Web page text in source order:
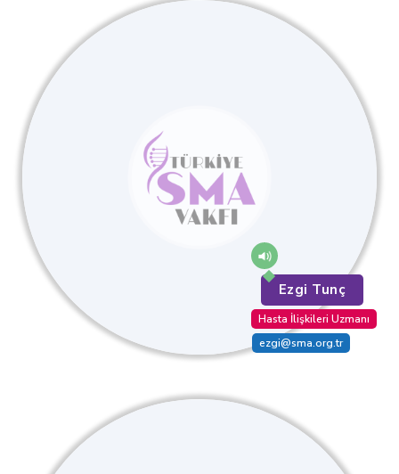
Ezgi Tunç
Hasta İlişkileri Uzmanı
ezgi@sma.org.tr